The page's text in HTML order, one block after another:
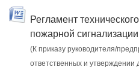
Регламент
пожарной сигнализации
(К приказу руководителя/
ответственных и